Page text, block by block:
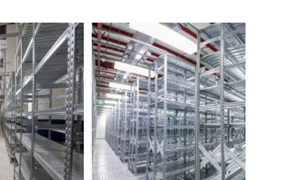
Herstellerangabe gemäß GPSR-Verordnung
Metalsistem
Viale dell’Industria 2
38068 Rovereto
Italy
Telefonnummer: +39 0464 303030